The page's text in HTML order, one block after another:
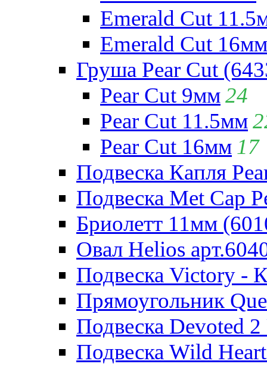
Emerald Cut
Emerald Cut 16мм
Груша Pear Cut
Pear Cut 9мм24
Pear Cut 11.5мм
Pear Cut 16мм 17
Подвеска Капля
Подвеска Met Cap
Бриолетт 11мм
Овал Helios
Подвеска Victory -
Прямоугольник
Подвеска Devoted
Подвеска Wild